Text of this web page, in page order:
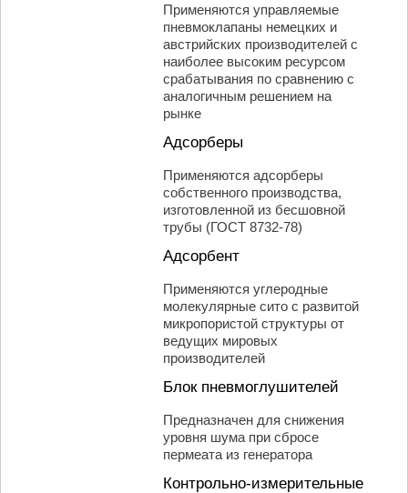
Применяются управляемые
пневмоклапаны немецких и
австрийских производителей с
наиболее высоким ресурсом
срабатывания по сравнению с
аналогичным решением на
рынке
Адсорберы
Применяются адсорберы
собственного производства,
изготовленной из бесшовной
трубы (ГОСТ 8732-78)
Адсорбент
Применяются углеродные
молекулярные сито с развитой
микропористой структуры от
ведущих мировых
производителей
Блок пневмоглушителей
Предназначен для снижения
уровня шума при сбросе
пермеата из генератора
Контрольно-измерительные